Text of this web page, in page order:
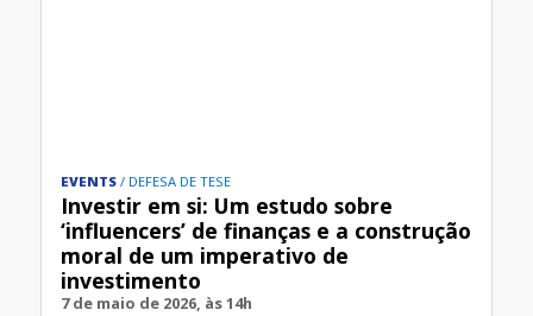
EVENTS DEFESA DE TESE
Investir em si: Um estudo sobre
‘influencers’ de finanças e a construção
moral de um imperativo de
investimento
7 de maio de 2026, às 14h